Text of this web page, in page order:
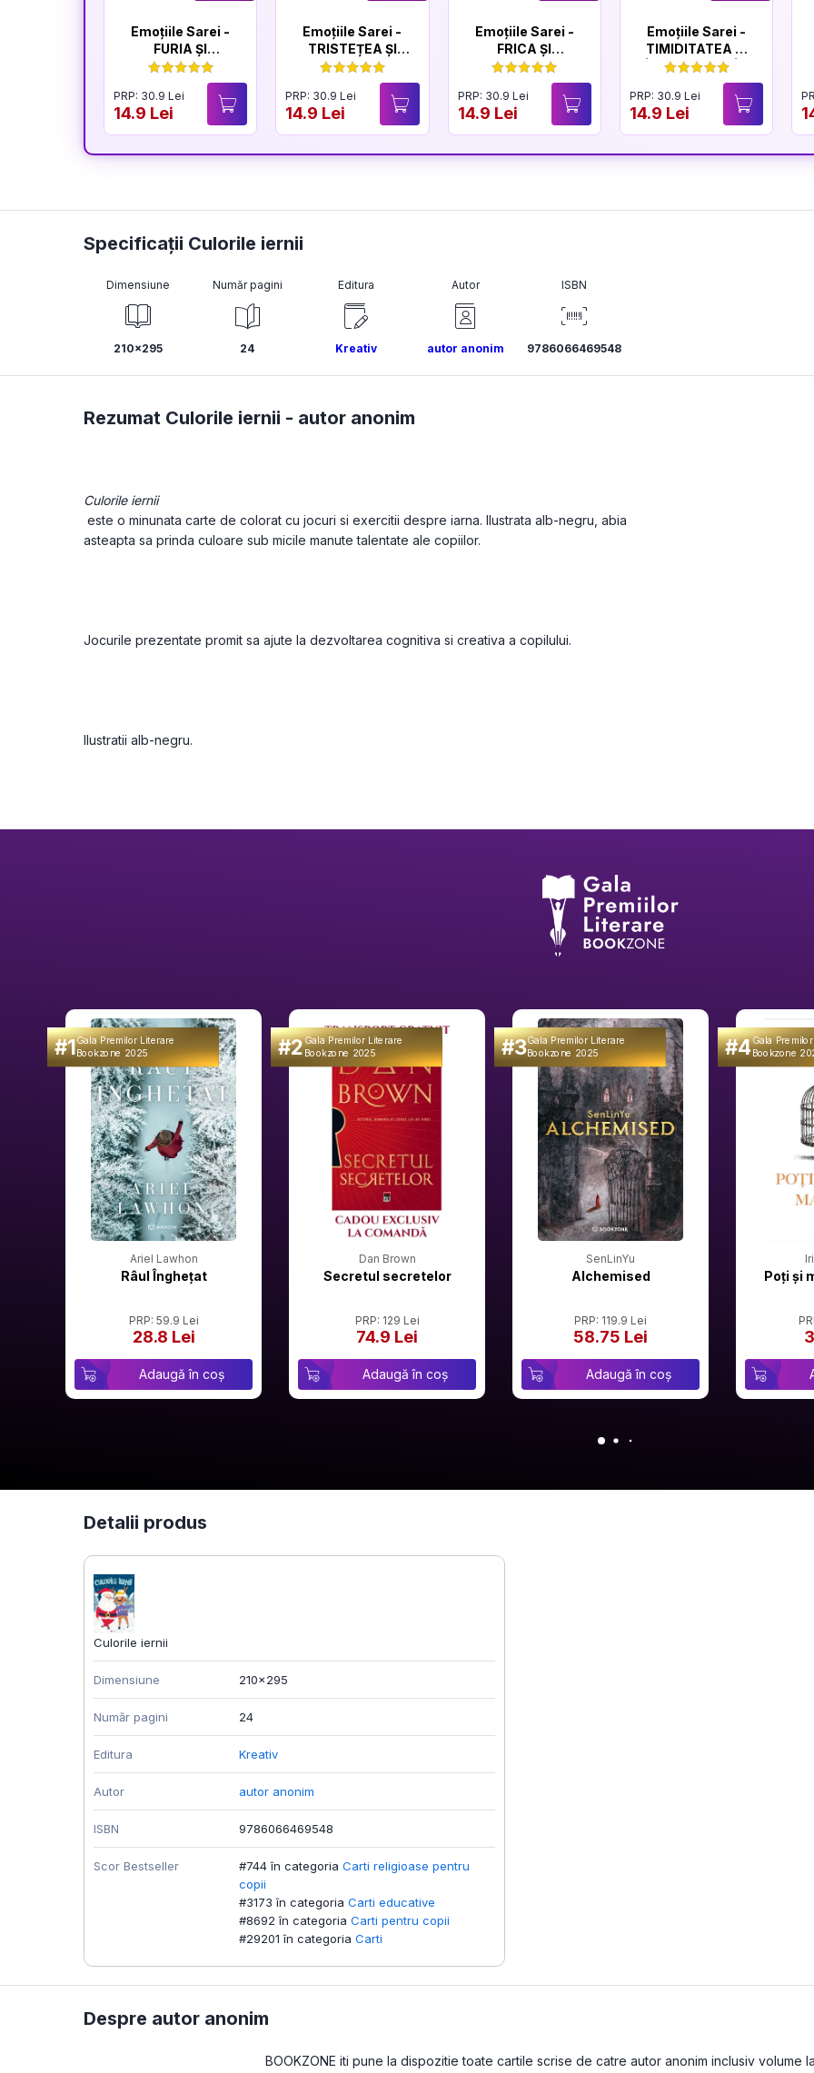
Emoțiile Sarei -
FURIA ȘI
LINIȘTEA
PRP: 30.9 Lei
14.9 Lei
Emoțiile Sarei -
TRISTEȚEA ȘI
BUCURIA
PRP: 30.9 Lei
14.9 Lei
Emoțiile Sarei -
FRICA ȘI
CURAJUL
PRP: 30.9 Lei
14.9 Lei
Emoțiile Sarei -
TIMIDITATEA ȘI
ÎNCREDEREA ÎN
PRP: 30.9 Lei
14.9 Lei
Specificații Culorile iernii
Dimensiune
210x295
Număr pagini
24
Editura
Kreativ
Autor
autor anonim
ISBN
9786066469548
Rezumat Culorile iernii - autor anonim
Culorile iernii
asteapta sa prinda culoare sub micile manute talentate ale copiilor.
Jocurile prezentate promit sa ajute la dezvoltarea cognitiva si creativa a copilului.
Ilustratii alb-negru.
#1Gala Premilor Literare
Bookzone 2025
Ariel Lawhon
Râul Înghețat
PRP: 59.9 Lei
28.8 Lei
Adaugă în coș
#2Gala Premilor Literare
Bookzone 2025
Dan Brown
Secretul secretelor
PRP: 129 Lei
74.9 Lei
Adaugă în coș
#3Gala Premilor Literare
Bookzone 2025
SenLinYu
Alchemised
PRP: 119.9 Lei
58.75 Lei
Adaugă în coș
#4Gala
Bookzone
Poți și
Detalii produs
Culorile iernii
Dimensiune 210x295
Număr pagini 24
Editura Kreativ
Autor autor anonim
ISBN 9786066469548
Scor Bestseller #744 în categoria Carti religioase pentru
copii
#3173 în categoria Carti educative
#8692 în categoria Carti pentru copii
#29201 în categoria Carti
Despre autor anonim
BOOKZONE iti pune la dispozitie toate cartile scrise de catre autor anonim inclusiv volume